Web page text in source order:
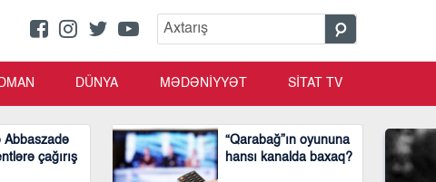
İDMAN DÜNYA MƏDƏNİYYƏT SİTAT TV
Abbaszadə
çağırış
“Qarabağ”ın oyununa
hansı kanalda baxaq?